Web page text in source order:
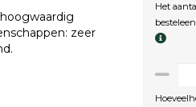
zeer
Het